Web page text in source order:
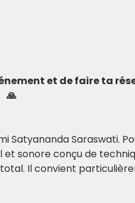
et de faire ta
🙏
Satyananda Saraswati.
sonore conçu de
Il convient